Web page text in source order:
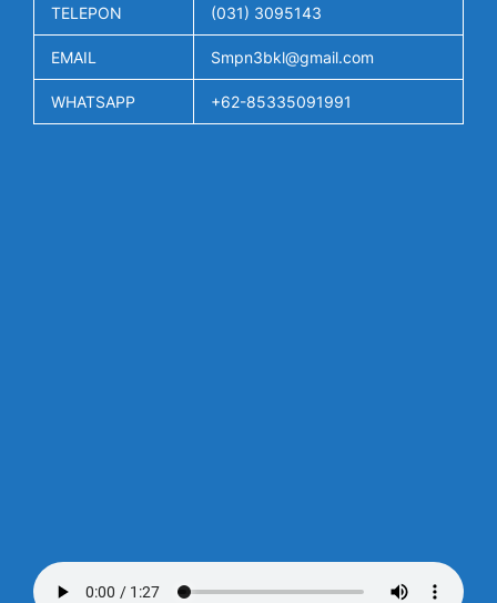
TELEPON (031) 3095143
EMAIL Smpn3bkl@gmail.com
WHATSAPP +62-85335091991